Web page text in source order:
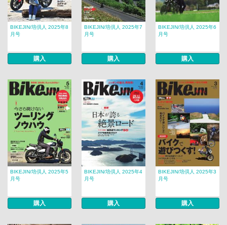
BIKEJIN/培倶人 2025年8
月号
購入
BIKEJIN/培倶人 2025年7
月号
購入
BIKEJIN/培倶人 2025年6
月号
購入
BIKEJIN/培倶人 2025年5
月号
購入
BIKEJIN/培倶人 2025年4
月号
購入
BIKEJIN/培倶人 2025年3
月号
購入